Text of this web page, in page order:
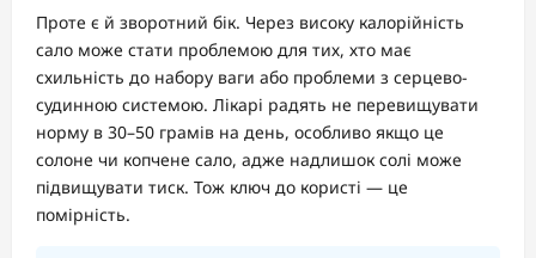
Проте є й зворотний бік. Через високу калорійність
сало може стати проблемою для тих, хто має
схильність до набору ваги або проблеми з серцево-
судинною системою. Лікарі радять не перевищувати
норму в 30–50 грамів на день, особливо якщо це
солоне чи копчене сало, адже надлишок солі може
підвищувати тиск. Тож ключ до користі — це
помірність.